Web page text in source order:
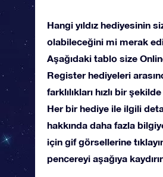
Hangi yıldız hediyesinin
olabileceğini mi merak
Aşağıdaki tablo size
Register hediyeleri
farklılıkları hızlı bir
Her bir hediye ile ilgili
hakkında daha fazla
için gif görsellerine
pencereyi aşağıya